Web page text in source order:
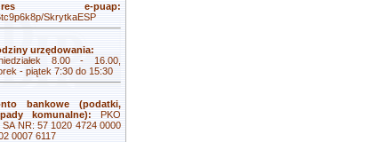
e-puap:
SkrytkaESP
urzędowania:
8.00 - 16.00,
- piątek 7:30 do 15:30
bankowe (podatki,
komunalne): PKO
SA NR: 57 1020 4724 0000
0007 6117